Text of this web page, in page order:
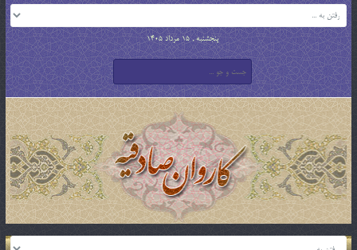
پنجشنبه , 15 مرداد 1405